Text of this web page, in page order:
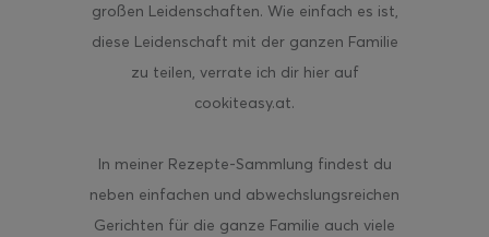
großen Leidenschaften. Wie einfach es ist,
diese Leidenschaft mit der ganzen Familie
zu teilen, verrate ich dir hier auf
cookiteasy.at.
In meiner Rezepte-Sammlung findest du
neben einfachen und abwechslungsreichen
Gerichten für die ganze Familie auch viele